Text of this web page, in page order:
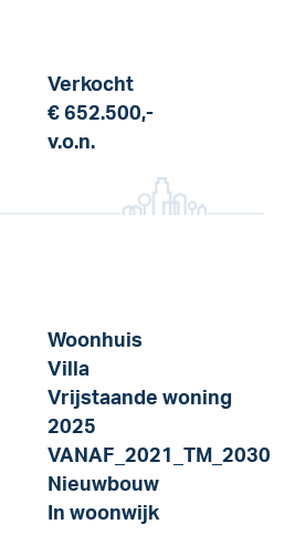
Verkocht
€ 652.500,-
v.o.n.
Woonhuis
Villa
Vrijstaande woning
2025
VANAF_2021_TM_2030
Nieuwbouw
In woonwijk